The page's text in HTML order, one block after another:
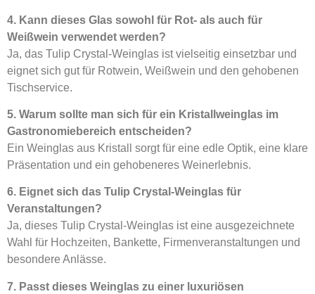
4. Kann dieses Glas sowohl für Rot- als auch für
Weißwein verwendet werden?
Ja, das Tulip Crystal-Weinglas ist vielseitig einsetzbar und
eignet sich gut für Rotwein, Weißwein und den gehobenen
Tischservice.
5. Warum sollte man sich für ein Kristallweinglas im
Gastronomiebereich entscheiden?
Ein Weinglas aus Kristall sorgt für eine edle Optik, eine klare
Präsentation und ein gehobeneres Weinerlebnis.
6. Eignet sich das Tulip Crystal-Weinglas für
Veranstaltungen?
Ja, dieses Tulip Crystal-Weinglas ist eine ausgezeichnete
Wahl für Hochzeiten, Bankette, Firmenveranstaltungen und
besondere Anlässe.
7. Passt dieses Weinglas zu einer luxuriösen